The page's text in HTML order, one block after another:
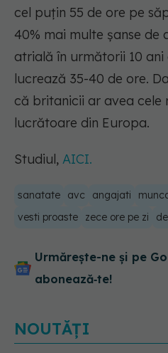
cel puțin 55 de ore pe
40% mai multe șanse
atrială în următorii 10
lucrează 35-40 de ore.
că britanicii ar avea cele
lucrătoare din Europa.
Studiul, AICI.
sanatate avc angajati
vesti proaste
zece ore pe zi
Urmărește-ne și pe
abonează‑te!
NOUTĂȚI